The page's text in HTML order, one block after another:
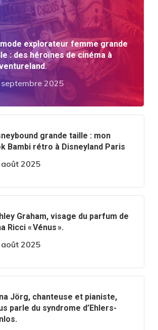
explorateur femme grande
: des héroïnes de cinéma à
2025
grande taille : mon
Bambi rétro à Disneyland Paris
août 2025
Graham, visage du parfum de
Ricci « Vénus ».
2025
Jörg, chanteuse et pianiste,
parle du syndrome d’Ehlers-